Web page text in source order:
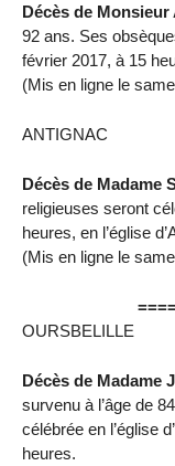
Décès de
92 ans. Ses
février 2017, à 15
(Mis en ligne le
ANTIGNAC
Décès de Madame
religieuses seront
heures, en l’église
(Mis en ligne le
OURSBELILLE
Décès de Madame
survenu à l’âge de
célébrée en l’église
heures.